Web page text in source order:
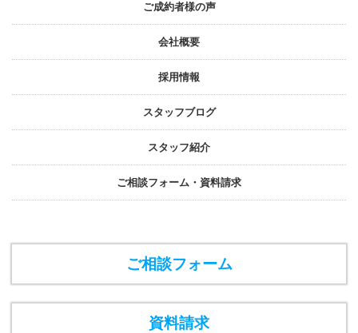
ご成約者様の声
会社概要
採⽤情報
スタッフブログ
スタッフ紹介
ご相談フォーム・資料請求
ご相談フォーム
資料請求